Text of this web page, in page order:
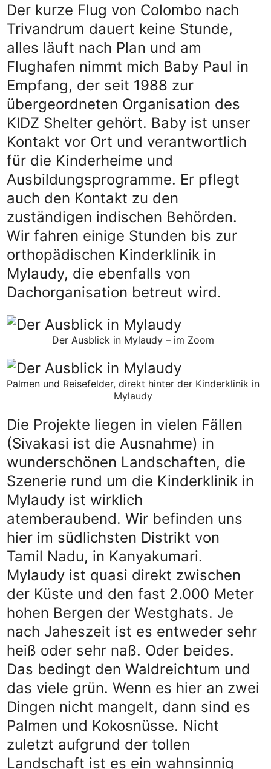
Der kurze Flug von Colombo nach
Trivandrum dauert keine Stunde,
alles läuft nach Plan und am
Flughafen nimmt mich Baby Paul in
Empfang, der seit 1988 zur
übergeordneten Organisation des
KIDZ Shelter gehört. Baby ist unser
Kontakt vor Ort und verantwortlich
für die Kinderheime und
Ausbildungsprogramme. Er pflegt
auch den Kontakt zu den
zuständigen indischen Behörden.
Wir fahren einige Stunden bis zur
orthopädischen Kinderklinik in
Mylaudy, die ebenfalls von
Dachorganisation betreut wird.
Der Ausblick in Mylaudy – im Zoom
Palmen und Reisefelder, direkt hinter der Kinderklinik in
Mylaudy
Die Projekte liegen in vielen Fällen
(Sivakasi ist die Ausnahme) in
wunderschönen Landschaften, die
Szenerie rund um die Kinderklinik in
Mylaudy ist wirklich
atemberaubend. Wir befinden uns
hier im südlichsten Distrikt von
Tamil Nadu, in Kanyakumari.
Mylaudy ist quasi direkt zwischen
der Küste und den fast 2.000 Meter
hohen Bergen der Westghats. Je
nach Jaheszeit ist es entweder sehr
heiß oder sehr naß. Oder beides.
Das bedingt den Waldreichtum und
das viele grün. Wenn es hier an zwei
Dingen nicht mangelt, dann sind es
Palmen und Kokosnüsse. Nicht
zuletzt aufgrund der tollen
Landschaft ist es ein wahnsinnig